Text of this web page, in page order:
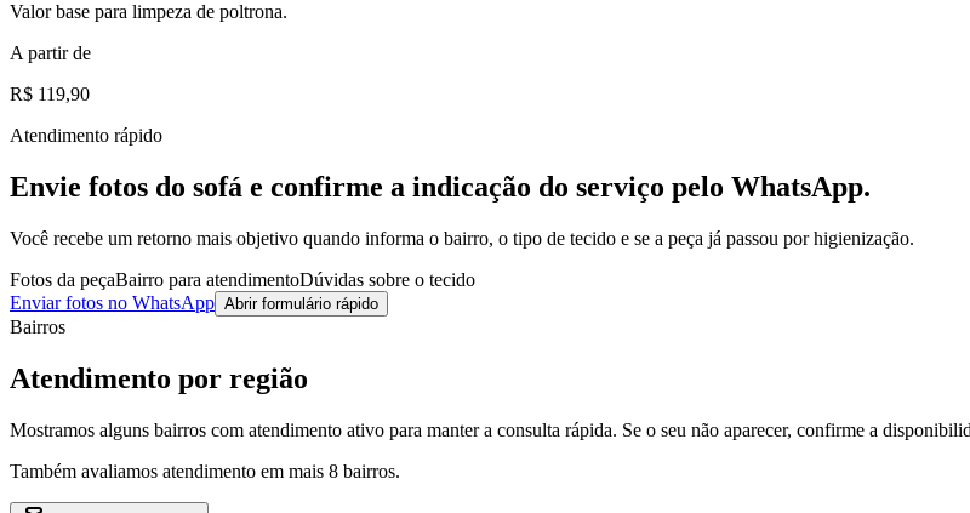
Valor base para limpeza de poltrona.
A partir de
R$ 119,90
Atendimento rápido
Envie fotos do sofá e confirme a indicação do serviço pelo WhatsApp.
Você recebe um retorno mais objetivo quando informa o bairro, o tipo de tecido e se a peça já passou por higienização.
Fotos da peçaBairro para atendimentoDúvidas sobre o tecido
Enviar fotos no WhatsApp Abrir formulário rápido
Bairros
Atendimento por região
Mostramos alguns bairros com atendimento ativo para manter a consulta rápida. Se o seu não aparecer, confirme a
Também avaliamos atendimento em mais 8 bairros.